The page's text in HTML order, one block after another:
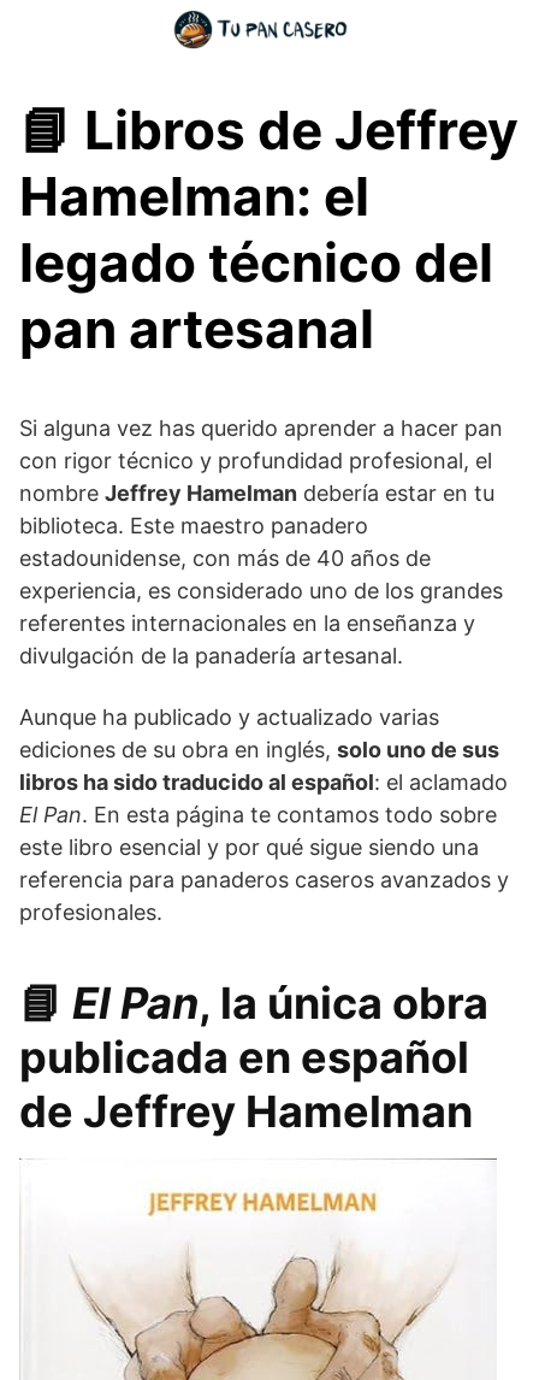
📘 Libros de Jeffrey
Hamelman: el
legado técnico del
pan artesanal
Si alguna vez has querido aprender a hacer pan
con rigor técnico y profundidad profesional, el
nombre Jeffrey Hamelman debería estar en tu
biblioteca. Este maestro panadero
estadounidense, con más de 40 años de
experiencia, es considerado uno de los grandes
referentes internacionales en la enseñanza y
divulgación de la panadería artesanal.
Aunque ha publicado y actualizado varias
ediciones de su obra en inglés, solo uno de sus
libros ha sido traducido al español: el aclamado
El Pan. En esta página te contamos todo sobre
este libro esencial y por qué sigue siendo una
referencia para panaderos caseros avanzados y
profesionales.
📘 El Pan, la única obra
publicada en español
de Jeffrey Hamelman